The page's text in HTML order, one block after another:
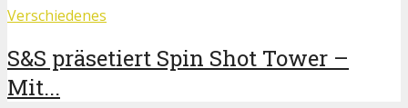
Verschiedenes
S&S präsetiert Spin Shot Tower –
Mit...